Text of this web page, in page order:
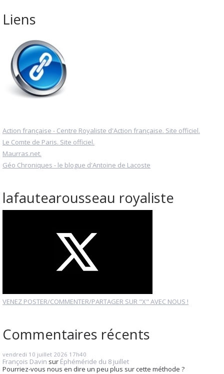
Liens
Action française - Centre Royaliste d'Action française. Site officiel.
Le Comte de Paris. Site officiel.
Maurras.net.
Géo Chroniques - le blogue d'Antoine de Lacoste
lafautearousseau royaliste
VENEZ POSTER/COMMENTER/PARTAGER SUR "X" AVEC NOUS !
Commentaires récents
vendredi 10 juillet 2026 17h40
François Davin sur Éphéméride du 8 juillet
Pourriez-vous nous en dire un peu plus sur cette méthode ?